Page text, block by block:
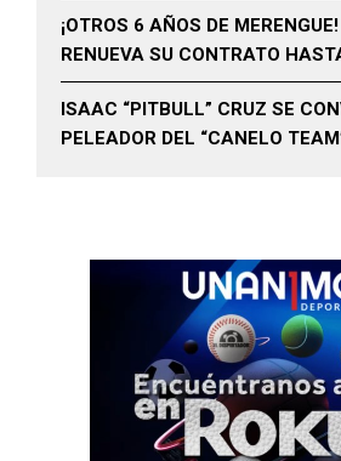
¡OTROS 6 AÑOS DE
RENUEVA SU CONTRATO
ISAAC “PITBULL” CRUZ SE
PELEADOR DEL “CANELO